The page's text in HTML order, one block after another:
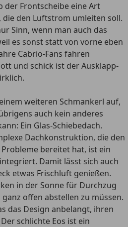
der Frontscheibe eine Art
den Luftstrom umleiten soll.
Sinn, wenn man auch das
es sonst statt von vorne eben
Cabrio-Fans fahren
und schick ist der Ausklapp-
weiteren Schmankerl auf,
auch kein anderes
Ein Glas-Schiebedach.
Dachkonstruktion, die den
bereitet hat, ist ein
Damit lässt sich auch
etwas Frischluft genießen.
in der Sonne für Durchzug
offen abstellen zu müssen.
das Design anbelangt, ihren
schlichte Eos ist ein